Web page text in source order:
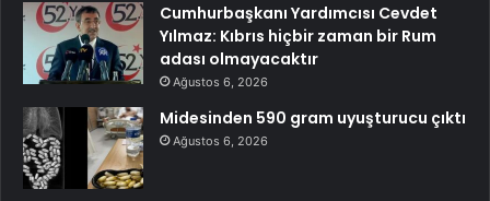
Cumhurbaşkanı Yardımcısı Cevdet
Yılmaz: Kıbrıs hiçbir zaman bir Rum
adası olmayacaktır
Ağustos 6, 2026
Midesinden 590 gram uyuşturucu çıktı
Ağustos 6, 2026